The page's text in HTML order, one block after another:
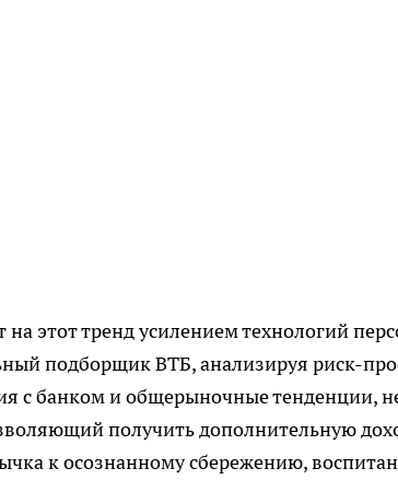
на этот тренд усилением технологий
подборщик ВТБ, анализируя риск-
с банком и общерыночные тенденции,
получить дополнительную
к осознанному сбережению,